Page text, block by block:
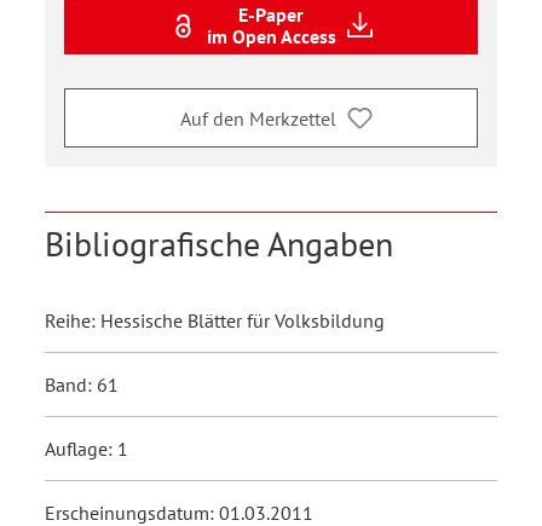
E-Paper
im Open Access
Auf den Merkzettel
Bibliografische Angaben
Reihe: Hessische Blätter für Volksbildung
Band: 61
Auflage: 1
Erscheinungsdatum: 01.03.2011